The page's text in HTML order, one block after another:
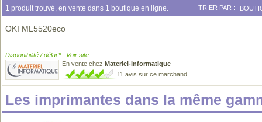
1 produit trouvé, en vente dans 1 boutique en ligne. TRIER PAR :
OKI ML5520eco
Disponibilité / délai * : Voir site
En vente chez Materiel-Informatique
11 avis sur ce marchand
Les imprimantes dans la même